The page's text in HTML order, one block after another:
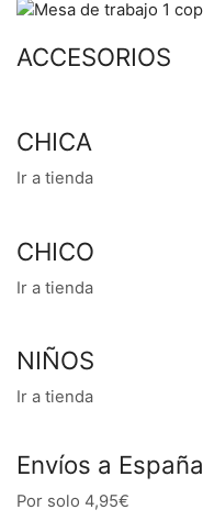
ACCESORIOS
CHICA
Ir a tienda
CHICO
Ir a tienda
NIÑOS
Ir a tienda
Envíos a España
Por solo 4,95€